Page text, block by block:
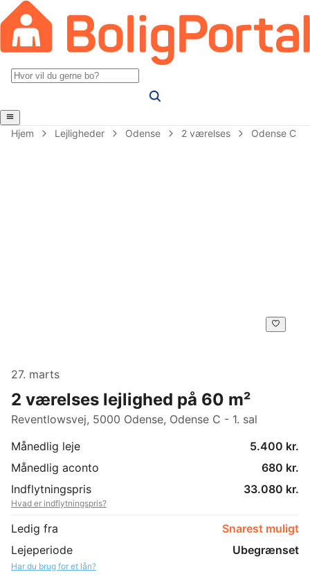
Hjem Lejligheder Odense 2 værelses Odense C
27. marts
2 værelses lejlighed på 60 m²
Reventlowsvej, 5000 Odense, Odense C - 1. sal
Månedlig leje
5.400 kr.
Månedlig aconto
680 kr.
Indflytningspris
33.080 kr.
Hvad er indflytningspris?
Ledig fra
Snarest muligt
Lejeperiode
Ubegrænset
Har du brug for et lån?